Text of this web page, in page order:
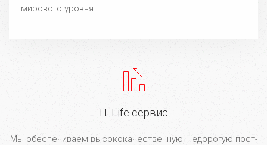
мирового уровня.
IT Life сервис
Мы обеспечиваем высококачественную, недорогую пост-